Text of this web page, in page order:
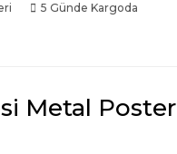
5 Günde Kargoda
Metal Poster